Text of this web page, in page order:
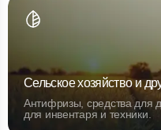
Сельское хозяйство и
Антифризы, средства для
для инвентаря и техники.